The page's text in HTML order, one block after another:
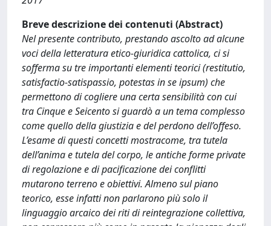
Breve descrizione dei contenuti (Abstract)
Nel presente contributo, prestando ascolto ad alcune
voci della letteratura etico-giuridica cattolica, ci si
sofferma su tre importanti elementi teorici (restitutio,
satisfactio-satispassio, potestas in se ipsum) che
permettono di cogliere una certa sensibilità con cui
tra Cinque e Seicento si guardò a un tema complesso
come quello della giustizia e del perdono dell’offeso.
L’esame di questi concetti mostracome, tra tutela
dell’anima e tutela del corpo, le antiche forme private
di regolazione e di pacificazione dei conflitti
mutarono terreno e obiettivi. Almeno sul piano
teorico, esse infatti non parlarono più solo il
linguaggio arcaico dei riti di reintegrazione collettiva,